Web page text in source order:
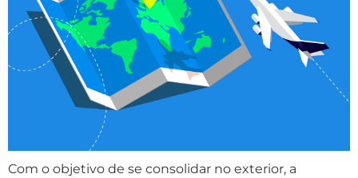
Com o objetivo de se consolidar no exterior, a